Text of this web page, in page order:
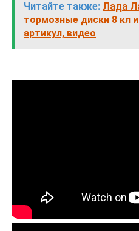
Читайте также: Лада
тормозные диски 8 кл
артикул, видео